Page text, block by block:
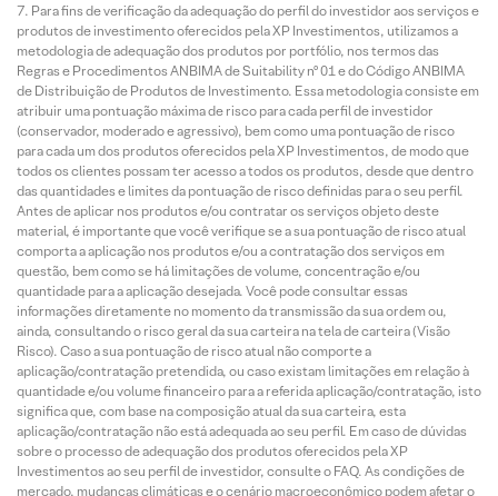
Para fins de verificação da adequação do perfil do investidor aos serviços e
produtos de investimento oferecidos pela XP Investimentos, utilizamos a
metodologia de adequação dos produtos por portfólio, nos termos das
Regras e Procedimentos ANBIMA de Suitability nº 01 e do Código ANBIMA
de Distribuição de Produtos de Investimento. Essa metodologia consiste em
atribuir uma pontuação máxima de risco para cada perfil de investidor
(conservador, moderado e agressivo), bem como uma pontuação de risco
para cada um dos produtos oferecidos pela XP Investimentos, de modo que
todos os clientes possam ter acesso a todos os produtos, desde que dentro
das quantidades e limites da pontuação de risco definidas para o seu perfil.
Antes de aplicar nos produtos e/ou contratar os serviços objeto deste
material, é importante que você verifique se a sua pontuação de risco atual
comporta a aplicação nos produtos e/ou a contratação dos serviços em
questão, bem como se há limitações de volume, concentração e/ou
quantidade para a aplicação desejada. Você pode consultar essas
informações diretamente no momento da transmissão da sua ordem ou,
ainda, consultando o risco geral da sua carteira na tela de carteira (Visão
Risco). Caso a sua pontuação de risco atual não comporte a
aplicação/contratação pretendida, ou caso existam limitações em relação à
quantidade e/ou volume financeiro para a referida aplicação/contratação, isto
significa que, com base na composição atual da sua carteira, esta
aplicação/contratação não está adequada ao seu perfil. Em caso de dúvidas
sobre o processo de adequação dos produtos oferecidos pela XP
Investimentos ao seu perfil de investidor, consulte o FAQ. As condições de
mercado, mudanças climáticas e o cenário macroeconômico podem afetar o